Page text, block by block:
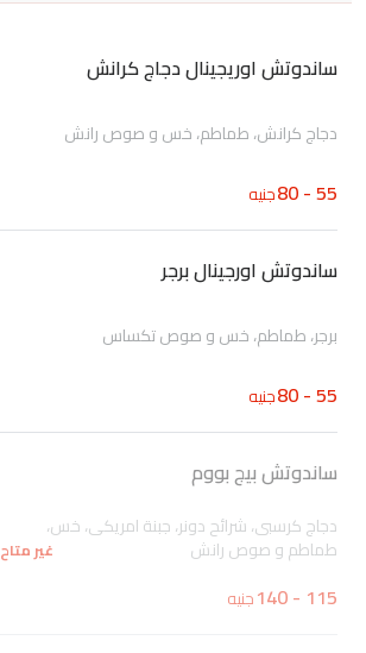
ساندوتش اوريجينال دجاج كرانش
دجاج كرانش، طماطم، خس و صوص رانش
55 - 80 جنيه
ساندوتش اورجينال برجر
برجر، طماطم، خس و صوص تكساس
55 - 80 جنيه
ساندوتش بيج بووم
دجاج كرسبى، شرائح دونر، جبنة امريكى، خس،
طماطم و صوص رانش غير متاح
115 - 140 جنيه